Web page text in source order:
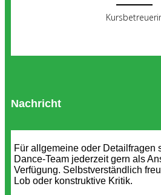
Nachricht
Für allgemeine oder Detailfragen
Dance-Team jederzeit gern als
Verfügung. Selbstverständlich
Lob oder konstruktive Kritik.